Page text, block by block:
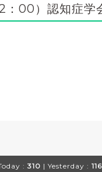
：00）認知症学
: 310 | Yesterday :